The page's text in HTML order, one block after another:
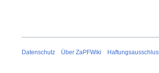
Datenschutz Über ZaPFWiki